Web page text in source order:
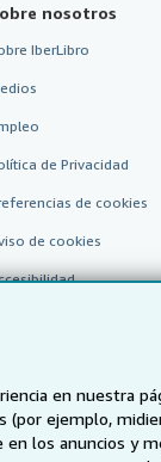
en nuestra
ejemplo,
los anuncios y
nosotros
IberLibro
de Privacidad
de cookies
de cookies